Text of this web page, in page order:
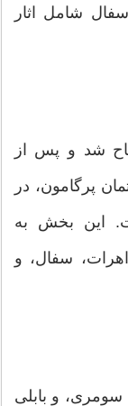
سفال شامل اثار
موزه در سال ۱۹۰۴ افتتاح شد و پس از
پرگامون، در
گرفت. این بخش به
سفال، و
سومری، و بابلی